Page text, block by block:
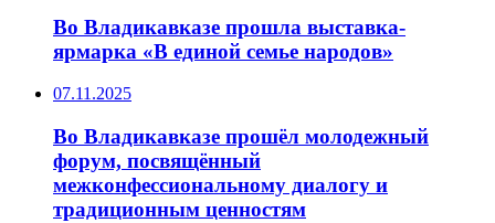
Во Владикавказе прошла выставка-
ярмарка «В единой семье народов»
07.11.2025
Во Владикавказе прошёл молодежный
форум, посвящённый
межконфессиональному диалогу и
традиционным ценностям